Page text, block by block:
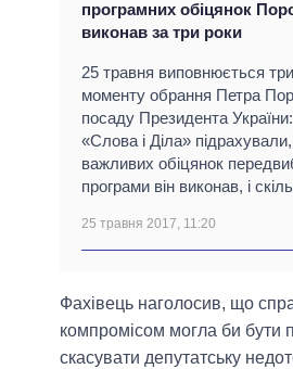
програмних обіцянок
виконав за три роки
25 травня виповнюється
моменту обрання Петра
посаду Президента
«Слова і Діла» підрахували,
важливих обіцянок
програми він виконав, і
25 травня 2017, 11:20
Фахівець наголосив, що
компромісом могла би бути
скасувати депутатську